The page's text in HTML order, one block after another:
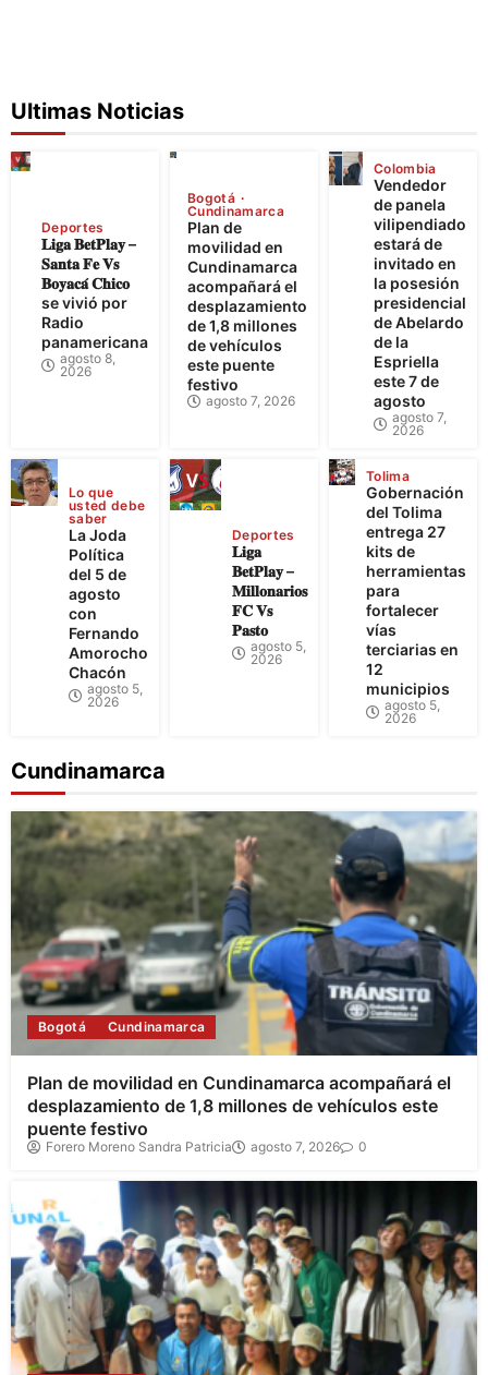
Ultimas Noticias
Deportes
𝐋𝐢𝐠𝐚 𝐁𝐞𝐭𝐏𝐥𝐚𝐲 –
𝐒𝐚𝐧𝐭𝐚 𝐅𝐞 𝐕𝐬
𝐁𝐨𝐲𝐚𝐜𝐚́ 𝐂𝐡𝐢𝐜𝐨
se vivió por
Radio
panamericana
agosto 8,
2026
Bogotá
Cundinamarca
Plan de
movilidad en
Cundinamarca
acompañará el
desplazamiento
de 1,8 millones
de vehículos
este puente
festivo
agosto 7, 2026
Colombia
Vendedor
de panela
vilipendiado
estará de
invitado en
la posesión
presidencial
de Abelardo
de la
Espriella
este 7 de
agosto
agosto 7,
2026
Lo que
usted debe
saber
La Joda
Política
del 5 de
agosto
con
Fernando
Amorocho
Chacón
agosto 5,
2026
Deportes
𝐋𝐢𝐠𝐚
𝐁𝐞𝐭𝐏𝐥𝐚𝐲 –
𝐌𝐢𝐥𝐥𝐨𝐧𝐚𝐫𝐢𝐨𝐬
𝐅𝐂 𝐕𝐬
𝐏𝐚𝐬𝐭𝐨
agosto 5,
2026
Tolima
Gobernación
del Tolima
entrega 27
kits de
herramientas
para
fortalecer
vías
terciarias en
12
municipios
agosto 5,
2026
Cundinamarca
Bogotá Cundinamarca
Plan de movilidad en Cundinamarca acompañará el
desplazamiento de 1,8 millones de vehículos este
puente festivo
Forero Moreno Sandra Patricia agosto 7, 2026 0